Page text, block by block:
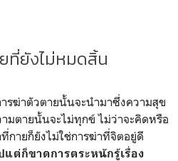
ที่ยังไม่หมดสิ้น
รฆ่าตัวตายนั้นจะนำมาซึ่งความสุข
มตายนั้นจะไม่ทุกข์ ไม่ว่าจะคิดหรือ
กายก็ยังไม่ใช่การฆ่าที่จิตอยู่ดี
ต่ก็ขาดการตระหนักรู้เรื่อง